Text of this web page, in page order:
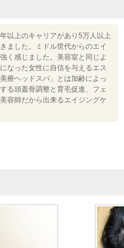
以上のキャリアがあり5万人以上
ました。ミドル世代からのエイ
く感じました。美容室と同じよ
なった女性に自信を与えるエス
療ヘッドスパ」とは加齢によっ
る頭蓋骨調整と育毛促進、フェ
容師だから出来るエイジングケ